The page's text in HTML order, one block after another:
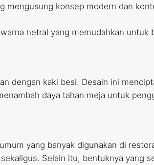
mengusung konsep modern dan
netral yang memudahkan untuk
dengan kaki besi. Desain ini
daya tahan meja untuk
yang banyak digunakan di
Selain itu, bentuknya yang